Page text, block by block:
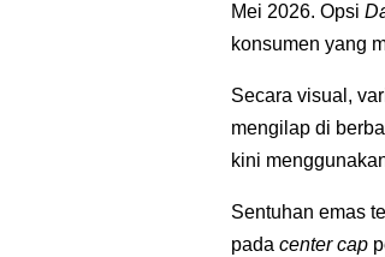
Mei 2026. Opsi
konsumen yang
Secara visual,
mengilap di
kini
Sentuhan emas
pada center cap